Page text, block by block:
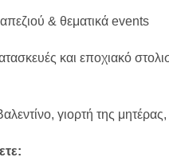
& θεματικά events
και εποχιακό
γιορτή της